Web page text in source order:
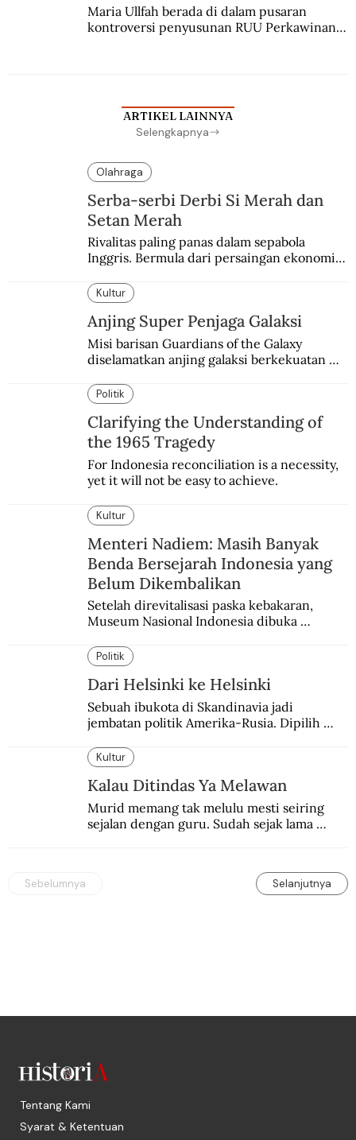
Maria Ullfah berada di dalam pusaran
kontroversi penyusunan RUU Perkawinan.
ARTIKEL LAINNYA
Selengkapnya
Olahraga
Serba-serbi Derbi Si Merah dan
Setan Merah
Rivalitas paling panas dalam sepabola
Inggris. Bermula dari persaingan ekonomi
Kultur
Anjing Super Penjaga Galaksi
Misi barisan Guardians of the Galaxy
diselamatkan anjing galaksi berkekuatan
si martir antariksa Soviet.
Politik
Clarifying the Understanding of
the 1965 Tragedy
For Indonesia reconciliation is a necessity,
yet it will not be easy to achieve.
Kultur
Menteri Nadiem: Masih Banyak
Benda Bersejarah Indonesia yang
Belum Dikembalikan
Setelah direvitalisasi paska kebakaran,
Museum Nasional Indonesia dibuka
Pameran Repatriasi 2024.
Politik
Dari Helsinki ke Helsinki
Sebuah ibukota di Skandinavia jadi
jembatan politik Amerika-Rusia. Dipilih
Kultur
Kalau Ditindas Ya Melawan
Murid memang tak melulu mesti seiring
sejalan dengan guru. Sudah sejak lama
Sebelumnya Selanjutnya
Tentang Kami
Syarat & Ketentuan